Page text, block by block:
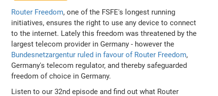
Router Freedom, one of the FSFE's longest running
initiatives, ensures the right to use any device to connect
to the internet. Lately this freedom was threatened by the
largest telecom provider in Germany - however the
Bundesnetzargentur ruled in favour of Router Freedom,
Germany's telecom regulator, and thereby safeguarded
freedom of choice in Germany.
Listen to our 32nd episode and find out what Router